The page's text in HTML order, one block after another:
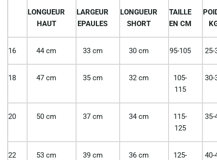
LONGUEUR
HAUT
LARGEUR
EPAULES
LONGUEUR
SHORT
TAILLE
EN CM
16 44 cm 33 cm 30 cm 95-105 25-
18 47 cm 35 cm 32 cm
105-
115
30-
20 50 cm 37 cm 34 cm
115-
125
35-
22 53 cm 39 cm 36 cm
125-
40-